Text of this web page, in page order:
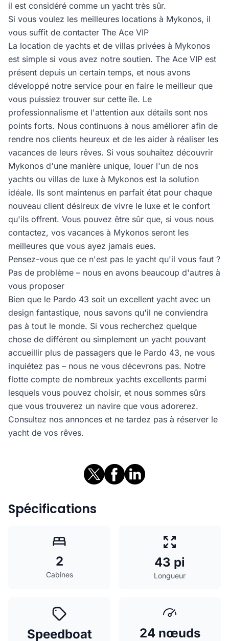
il est considéré comme un yacht très sûr.
Si vous voulez les meilleures locations à Mykonos, il
vous suffit de contacter The Ace VIP
La location de yachts et de villas privées à Mykonos
est simple si vous avez notre soutien. The Ace VIP est
présent depuis un certain temps, et nous avons
développé notre service pour en faire le meilleur que
vous puissiez trouver sur cette île. Le
professionnalisme et l'attention aux détails sont nos
points forts. Nous continuons à nous améliorer afin de
rendre nos clients heureux et de les aider à réaliser les
vacances de leurs rêves. Si vous souhaitez découvrir
Mykonos d'une manière unique, louer l'un de nos
yachts ou villas de luxe à Mykonos est la solution
idéale. Ils sont maintenus en parfait état pour chaque
nouveau client désireux de vivre le luxe et le confort
qu'ils offrent. Vous pouvez être sûr que, si vous nous
contactez, vos vacances à Mykonos seront les
meilleures que vous ayez jamais eues.
Pensez-vous que ce n'est pas le yacht qu'il vous faut ?
Pas de problème – nous en avons beaucoup d'autres à
vous proposer
Bien que le Pardo 43 soit un excellent yacht avec un
design fantastique, nous savons qu'il ne conviendra
pas à tout le monde. Si vous recherchez quelque
chose de différent ou simplement un yacht pouvant
accueillir plus de passagers que le Pardo 43, ne vous
inquiétez pas – nous ne vous décevrons pas. Notre
flotte compte de nombreux yachts excellents parmi
lesquels vous pouvez choisir, et nous sommes sûrs
que vous trouverez un navire que vous adorerez.
Consultez nos annonces et ne tardez pas à réserver le
yacht de vos rêves.
Spécifications
2
Cabines
43 pi
Longueur
Speedboat 24 nœuds